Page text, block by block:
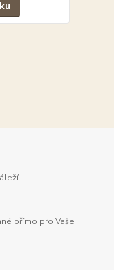
přímo pro Vaše